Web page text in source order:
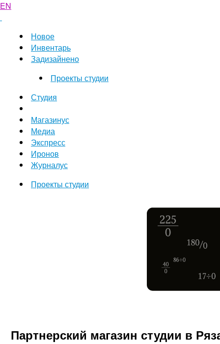
EN
Новое
Инвентарь
Задизайнено
Проекты студии
Студия
Магазинус
Медиа
Экспресс
Иронов
Журналус
Проекты студии
Партнерский магазин студии в